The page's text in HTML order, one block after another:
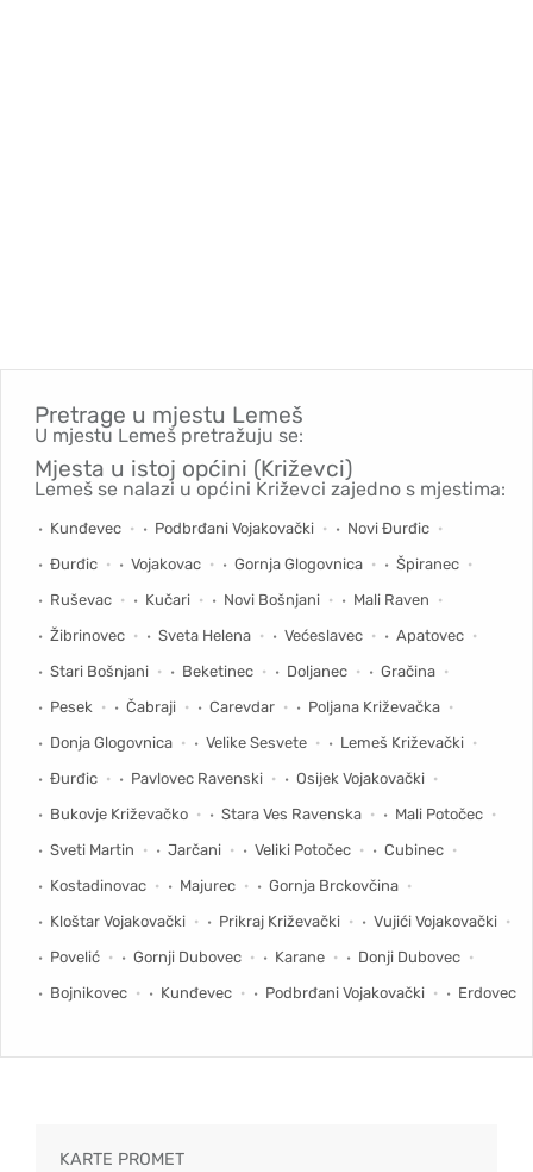
Pretrage u mjestu Lemeš
U mjestu Lemeš pretražuju se:
Mjesta u istoj općini (Križevci)
Lemeš se nalazi u općini Križevci zajedno s mjestima:
Kunđevec Podbrđani Vojakovački
Novi Đurđic
Đurđic
Vojakovac Gornja Glogovnica
Špiranec
Ruševac
Kučari Novi Bošnjani
Mali Raven
Žibrinovec
Sveta Helena Većeslavec
Apatovec
Stari Bošnjani
Beketinec Doljanec
Gračina
Pesek
Čabraji Carevdar
Poljana Križevačka
Donja Glogovnica
Velike Sesvete
Lemeš Križevački
Đurđic
Pavlovec Ravenski
Osijek Vojakovački
Bukovje Križevačko
Stara Ves Ravenska
Mali Potočec
Sveti Martin
Jarčani Veliki Potočec
Cubinec
Kostadinovac
Majurec
Gornja Brckovčina
Kloštar Vojakovački
Prikraj Križevački
Vujići Vojakovački
Povelić
Gornji Dubovec Karane
Donji Dubovec
Bojnikovec
Kunđevec Podbrđani Vojakovački Erdovec
KARTE PROMET